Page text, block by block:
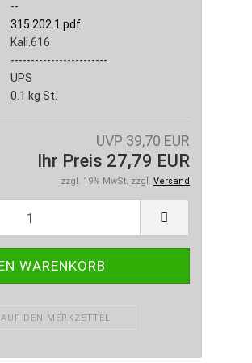
--
315.202.1.pdf
Kali.616
------------------------
UPS
0.1 kg St.
UVP 39,70 EUR
Ihr Preis 27,79 EUR
zzgl. 19% MwSt. zzgl. Versand
AUF DEN MERKZETTEL